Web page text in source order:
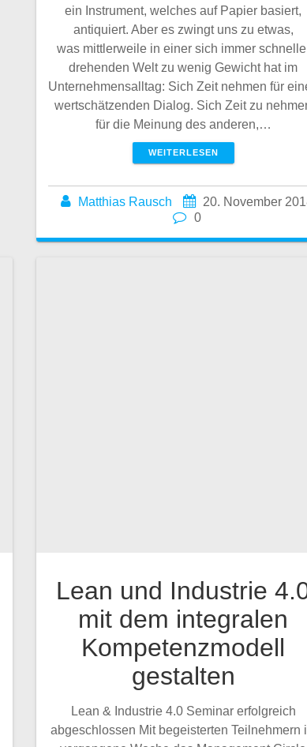
ein Instrument, welches auf Papier basiert,
antiquiert. Aber es zwingt uns zu etwas,
was mittlerweile in einer sich immer
drehenden Welt zu wenig Gewicht hat im
Unternehmensalltag: Sich Zeit nehmen für
wertschätzenden Dialog. Sich Zeit zu
für die Meinung des anderen,…
WEITERLESEN
Matthias Rausch
20. November
0
Lean und Industrie
mit dem integralen
Kompetenzmodell
gestalten
Lean & Industrie 4.0 Seminar erfolgreich
abgeschlossen Mit begeisterten Teilnehmern